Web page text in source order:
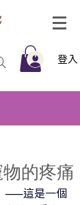
登入
的疼痛
——這是一個